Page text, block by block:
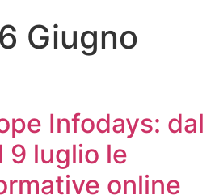
Giugno
Infodays: dal
9 luglio le
online